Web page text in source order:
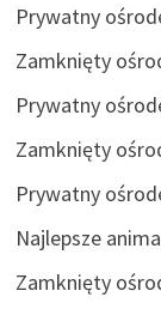
Prywatny
Zamknięty
Prywatny
Zamknięty
Prywatny
Najlepsze
Zamknięty